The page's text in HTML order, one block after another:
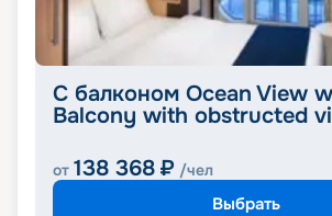
С балконом Ocean View
Balcony with obstructed
от 138 368 ₽ /чел
Выбрать